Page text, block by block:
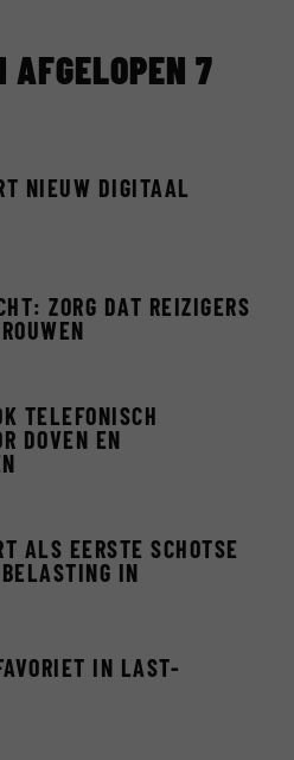
AFGELOPEN 7
NIEUW DIGITAAL
ZORG DAT REIZIGERS
TELEFONISCH
DOVEN EN
ALS EERSTE SCHOTSE
IN
IN LAST-